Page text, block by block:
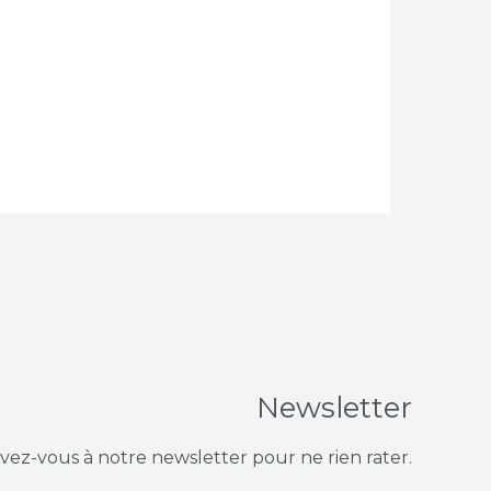
Newsletter
vous à notre newsletter pour ne rien rater.